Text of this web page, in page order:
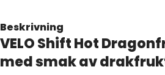
Beskrivning
VELO Shift Hot
med smak av